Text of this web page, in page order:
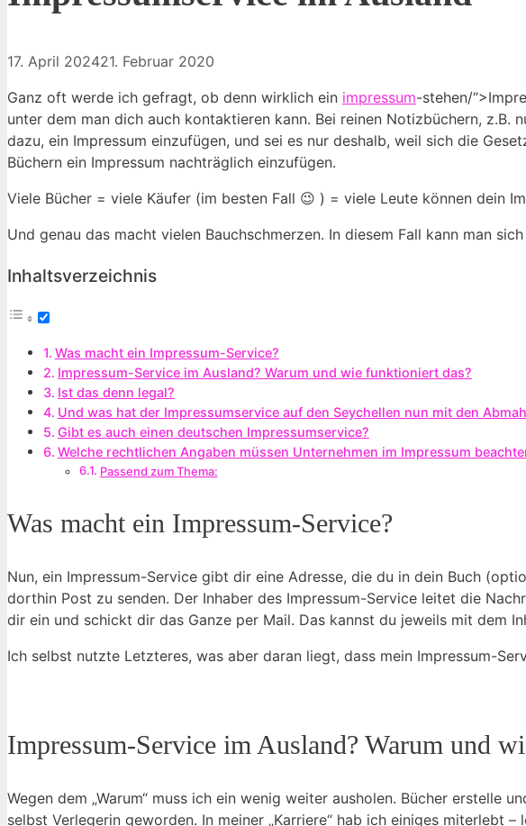
17. April 202421. Februar 2020
Ganz oft werde ich gefragt, ob denn wirklich ein impressum-stehen/
unter dem man dich auch kontaktieren kann. Bei reinen Notizbüchern, z.B.
dazu, ein Impressum einzufügen, und sei es nur deshalb, weil sich die
Büchern ein Impressum nachträglich einzufügen.
Viele Bücher = viele Käufer (im besten Fall 😉 ) = viele Leute können dein
Und genau das macht vielen Bauchschmerzen. In diesem Fall kann man
Inhaltsverzeichnis
Was macht ein Impressum-Service?
Impressum-Service im Ausland? Warum und wie funktioniert das?
Ist das denn legal?
Und was hat der Impressumservice auf den Seychellen nun mit den
Gibt es auch einen deutschen Impressumservice?
Welche rechtlichen Angaben ⁣müssen​ Unternehmen im Impressum
Passend zum Thema:
Was macht ein Impressum-Service?
Nun, ein Impressum-Service gibt dir eine Adresse, die du in dein Buch
dorthin Post zu senden. Der Inhaber des Impressum-Service leitet die
dir ein und schickt dir das Ganze per Mail. Das kannst du jeweils mit dem
Ich selbst nutzte Letzteres, was aber daran liegt, dass mein Impressum-
Impressum-Service im Ausland? Warum und
Wegen dem „Warum“ muss ich ein wenig weiter ausholen. Bücher erstelle
selbst Verlegerin geworden. In meiner „Karriere“ hab ich einiges miterlebt –